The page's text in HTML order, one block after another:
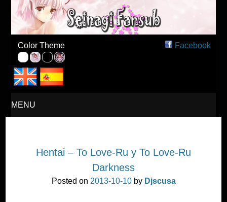
Seinagi Fansub – Español
Color Theme Facebook
MENU
CONTENT
Hentai – To Love-Ru y To Love-Ru
Darkness
Posted on 2013-10-10by Djscusa